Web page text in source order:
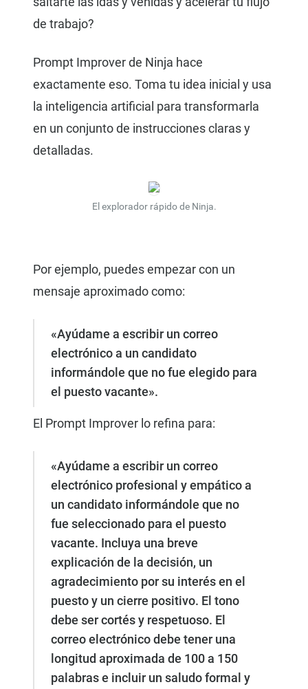
de trabajo?
Prompt Improver de Ninja hace
exactamente eso. Toma tu idea inicial y usa
la inteligencia artificial para transformarla
en un conjunto de instrucciones claras y
detalladas.
El explorador rápido de Ninja.
Por ejemplo, puedes empezar con un
mensaje aproximado como:
«Ayúdame a escribir un correo
electrónico a un candidato
informándole que no fue elegido para
el puesto vacante».
El Prompt Improver lo refina para:
«Ayúdame a escribir un correo
electrónico profesional y empático a
un candidato informándole que no
fue seleccionado para el puesto
vacante. Incluya una breve
explicación de la decisión, un
agradecimiento por su interés en el
puesto y un cierre positivo. El tono
debe ser cortés y respetuoso. El
correo electrónico debe tener una
longitud aproximada de 100 a 150
palabras e incluir un saludo formal y